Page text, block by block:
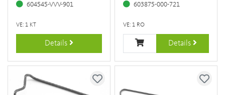
604545-VVV-901
VE: 1 KT
Details
603875-000-721
VE: 1 RO
Details